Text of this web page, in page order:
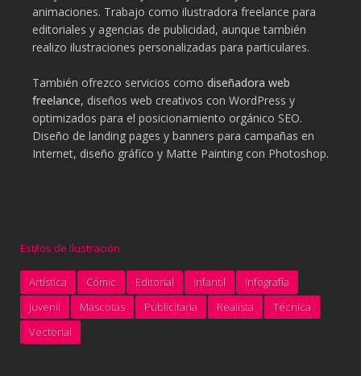
animaciones. Trabajo como ilustradora freelance para
editoriales y agencias de publicidad, aunque también
realizo ilustraciones personalizadas para particulares.
También ofrezco servicios como diseñadora web
freelance, diseños web creativos con WordPress y
optimizados para el posicionamiento orgánico SEO.
Diseño de landing pages y banners para campañas en
Internet, diseño gráfico y Matte Painting con Photoshop.
Estilos de Ilustración
Artística Cómic Editorial Infantil
Infografía
Juvenil
Mascotas Publicitaria Realista
Técnica
Vectorial